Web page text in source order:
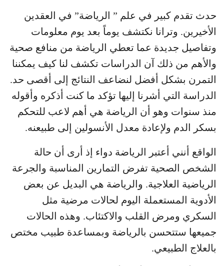
حدث تقدم كبير في علم ” الرياضة” في العقدين
الأخيرين. وترانا نكتشف يوماً بعد يوم معلومات
وتفاصيل جديدة عما تعطي الرياضة من منافع صحية
والأهم من ذلك آن الدراسات تكشف لنا كيف يمكننا
التمرن بشكل أفضل لنضاعف النتائج إلى أقصى حد.
الدراسة التي أشرنا إليها تؤكد ما كنت أذكره وأقوله
منذ سنوات وهو أن الرياضة هي أهم لاعب للتحكم
بسكر الدم ولإعادة معدل الأنسولين إلى طبيعنه.
الواقع أنني أعتبر الرياضة دواء إذ أرى أن حالة
الشخص الصحية تفرض التمارين المناسبة والجرعة
الرياضية العلاجية. والرياضة هي البديل عن بعض
الأدوية المستعملة اليوم لحالات مرضية مثل
السكري ومرض القلب والاكتئاب. وهذه الحالات
جميعها ستتحسن بالرياضة وبمساعدة طبيب مختص
بالعلاج الطبيعي.